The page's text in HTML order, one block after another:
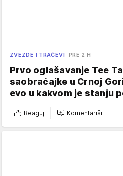
ZVEZDE I TRAČEVI PRE 2 H
Prvo oglašavanje Tee
saobraćajke u Crnoj
evo u kakvom je stanju
Reaguj Komentariši